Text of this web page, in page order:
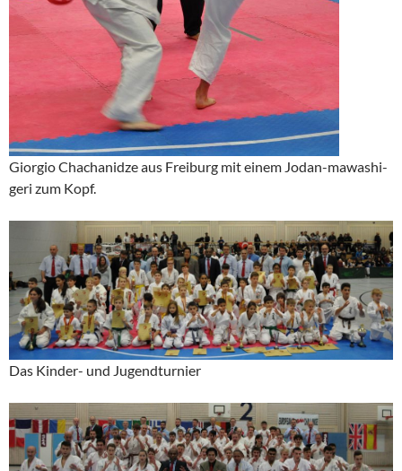
Giorgio Chachanidze aus Freiburg mit einem Jodan-mawashi-
geri zum Kopf.
Das Kinder- und Jugendturnier